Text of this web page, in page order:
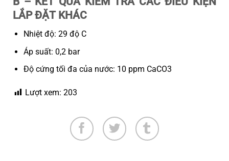
LẮP ĐẶT KHÁC
Nhiệt độ: 29 độ C
Áp suất: 0,2 bar
Độ cứng tối đa của nước: 10 ppm CaCO3
Lượt xem: 203